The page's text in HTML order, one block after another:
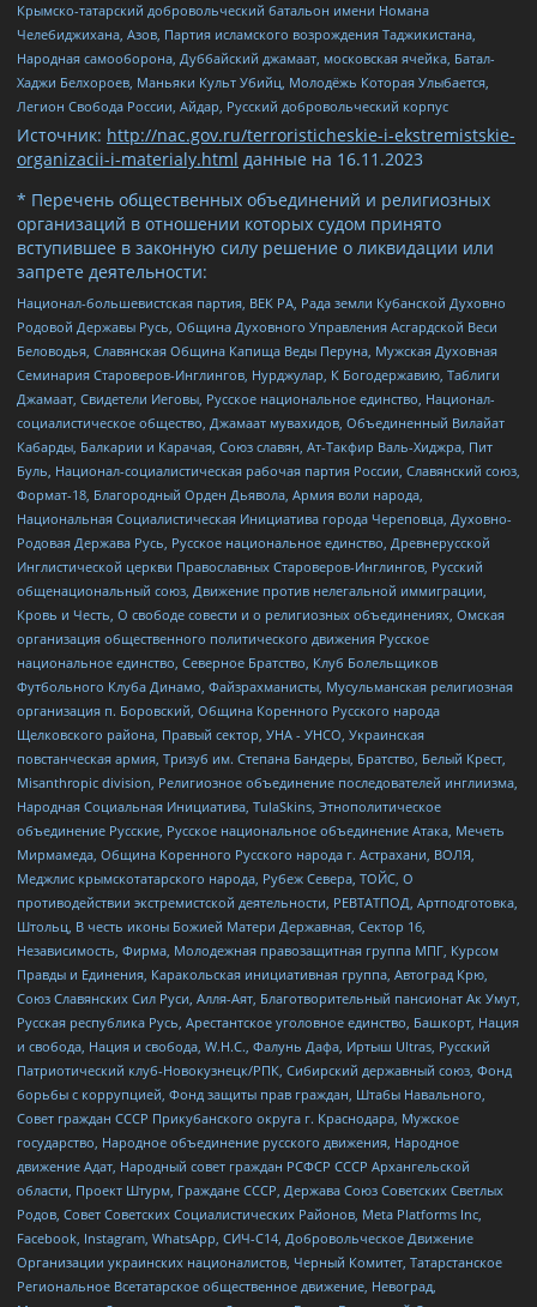
Крымско-татарский добровольческий батальон имени Номана
Челебиджихана, Азов, Партия исламского возрождения Таджикистана,
Народная самооборона, Дуббайский джамаат, московская ячейка, Батал-
Хаджи Белхороев, Маньяки Культ Убийц, Молодёжь Которая Улыбается,
Легион Свобода России, Айдар, Русский добровольческий корпус
Источник: http://nac.gov.ru/terroristicheskie-i-ekstremistskie-
organizacii-i-materialy.html данные на 16.11.2023
* Перечень общественных объединений и религиозных
организаций в отношении которых судом принято
вступившее в законную силу решение о ликвидации или
запрете деятельности:
Национал-большевистская партия, ВЕК РА, Рада земли Кубанской Духовно
Родовой Державы Русь, Община Духовного Управления Асгардской Веси
Беловодья, Славянская Община Капища Веды Перуна, Мужская Духовная
Семинария Староверов-Инглингов, Нурджулар, К Богодержавию, Таблиги
Джамаат, Свидетели Иеговы, Русское национальное единство, Национал-
социалистическое общество, Джамаат мувахидов, Объединенный Вилайат
Кабарды, Балкарии и Карачая, Союз славян, Ат-Такфир Валь-Хиджра, Пит
Буль, Национал-социалистическая рабочая партия России, Славянский союз,
Формат-18, Благородный Орден Дьявола, Армия воли народа,
Национальная Социалистическая Инициатива города Череповца, Духовно-
Родовая Держава Русь, Русское национальное единство, Древнерусской
Инглистической церкви Православных Староверов-Инглингов, Русский
общенациональный союз, Движение против нелегальной иммиграции,
Кровь и Честь, О свободе совести и о религиозных объединениях, Омская
организация общественного политического движения Русское
национальное единство, Северное Братство, Клуб Болельщиков
Футбольного Клуба Динамо, Файзрахманисты, Мусульманская религиозная
организация п. Боровский, Община Коренного Русского народа
Щелковского района, Правый сектор, УНА - УНСО, Украинская
повстанческая армия, Тризуб им. Степана Бандеры, Братство, Белый Крест,
Misanthropic division, Религиозное объединение последователей инглиизма,
Народная Социальная Инициатива, TulaSkins, Этнополитическое
объединение Русские, Русское национальное объединение Атака, Мечеть
Мирмамеда, Община Коренного Русского народа г. Астрахани, ВОЛЯ,
Меджлис крымскотатарского народа, Рубеж Севера, ТОЙС, О
противодействии экстремистской деятельности, РЕВТАТПОД, Артподготовка,
Штольц, В честь иконы Божией Матери Державная, Сектор 16,
Независимость, Фирма, Молодежная правозащитная группа МПГ, Курсом
Правды и Единения, Каракольская инициативная группа, Автоград Крю,
Союз Славянских Сил Руси, Алля-Аят, Благотворительный пансионат Ак Умут,
Русская республика Русь, Арестантское уголовное единство, Башкорт, Нация
и свобода, Нация и свобода, W.H.С., Фалунь Дафа, Иртыш Ultras, Русский
Патриотический клуб-Новокузнецк/РПК, Сибирский державный союз, Фонд
борьбы с коррупцией, Фонд защиты прав граждан, Штабы Навального,
Совет граждан СССР Прикубанского округа г. Краснодара, Мужское
государство, Народное объединение русского движения, Народное
движение Адат, Народный совет граждан РСФСР СССР Архангельской
области, Проект Штурм, Граждане СССР, Держава Союз Советских Светлых
Родов, Совет Советских Социалистических Районов, Meta Platforms Inc,
Facebook, Instagram, WhatsApp, СИЧ-С14, Добровольческое Движение
Организации украинских националистов, Черный Комитет, Татарстанское
Региональное Всетатарское общественное движение, Невоград,